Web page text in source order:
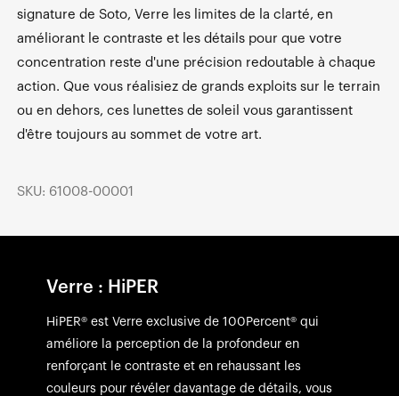
signature de Soto, Verre les limites de la clarté, en
améliorant le contraste et les détails pour que votre
concentration reste d'une précision redoutable à chaque
action. Que vous réalisiez de grands exploits sur le terrain
ou en dehors, ces lunettes de soleil vous garantissent
d'être toujours au sommet de votre art.
SKU: 61008-00001
Verre : HiPER
HiPER® est Verre exclusive de 100Percent® qui
améliore la perception de la profondeur en
renforçant le contraste et en rehaussant les
couleurs pour révéler davantage de détails, vous